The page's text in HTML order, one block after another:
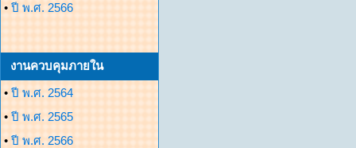
• ปี พ.ศ. 2566
งานควบคุมภายใน
• ปี พ.ศ. 2564
• ปี พ.ศ. 2565
• ปี พ.ศ. 2566